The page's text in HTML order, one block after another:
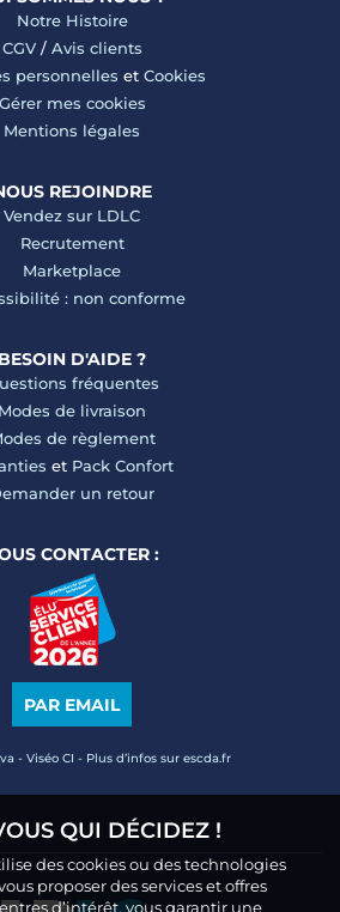
Notre Histoire
CGV/ Avis clients
personnelles et Cookies
Gérer mes cookies
Mentions légales
REJOINDRE
Vendez sur LDLC
Recrutement
Marketplace
: non conforme
BESOIN D'AIDE ?
fréquentes
Modes de livraison
de règlement
et Pack Confort
un retour
CONTACTER :
PAR EMAIL
- Viséo CI - Plus d’infos sur escda.fr
QUI DÉCIDEZ !
des cookies ou des technologies
proposer des services et offres
d’intérêt, vous garantir une